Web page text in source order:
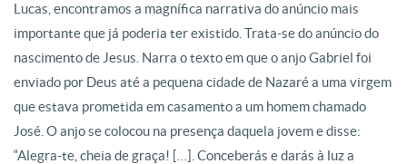
Lucas, encontramos a magnífica narrativa do anúncio mais
importante que já poderia ter existido. Trata-se do anúncio do
nascimento de Jesus. Narra o texto em que o anjo Gabriel foi
enviado por Deus até a pequena cidade de Nazaré a uma virgem
que estava prometida em casamento a um homem chamado
José. O anjo se colocou na presença daquela jovem e disse:
“Alegra-te, cheia de graça! […]. Conceberás e darás à luz a